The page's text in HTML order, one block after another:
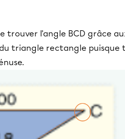
trouver l'angle BCD grâce
triangle rectangle puisque